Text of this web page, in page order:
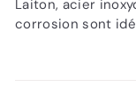
Laiton, acier
corrosion sont